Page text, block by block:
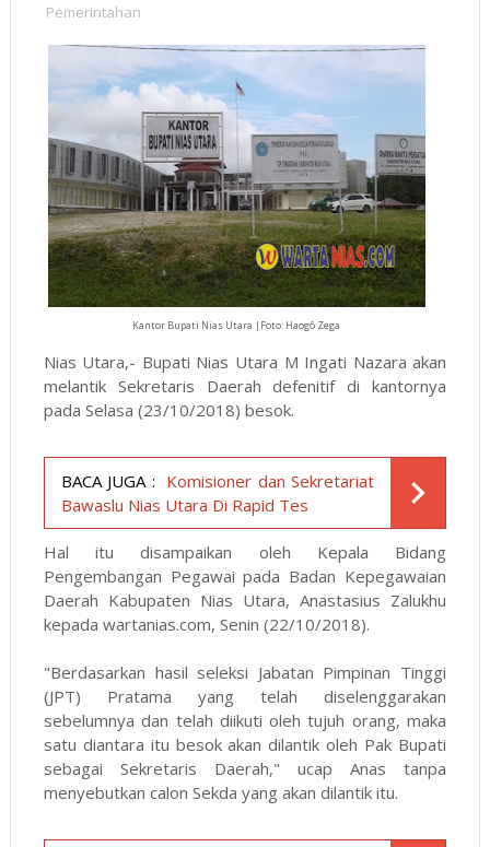
Pemerintahan
Kantor Bupati Nias Utara |Foto: Haogô Zega
Nias Utara,- Bupati Nias Utara M Ingati Nazara akan
melantik Sekretaris Daerah defenitif di kantornya
pada Selasa (23/10/2018) besok.
BACA JUGA : Komisioner dan Sekretariat
Bawaslu Nias Utara Di Rapid Tes
Hal itu disampaikan oleh Kepala Bidang
Pengembangan Pegawai pada Badan Kepegawaian
Daerah Kabupaten Nias Utara, Anastasius Zalukhu
kepada wartanias.com, Senin (22/10/2018).
"Berdasarkan hasil seleksi Jabatan Pimpinan Tinggi
(JPT) Pratama yang telah diselenggarakan
sebelumnya dan telah diikuti oleh tujuh orang, maka
satu diantara itu besok akan dilantik oleh Pak Bupati
sebagai Sekretaris Daerah," ucap Anas tanpa
menyebutkan calon Sekda yang akan dilantik itu.